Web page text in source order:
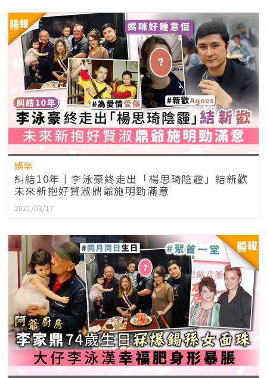
娛樂
糾結10年丨李泳豪終走出「楊思琦陰霾」結新歡
未來新抱好賢淑鼎爺施明勁滿意
2021/03/17